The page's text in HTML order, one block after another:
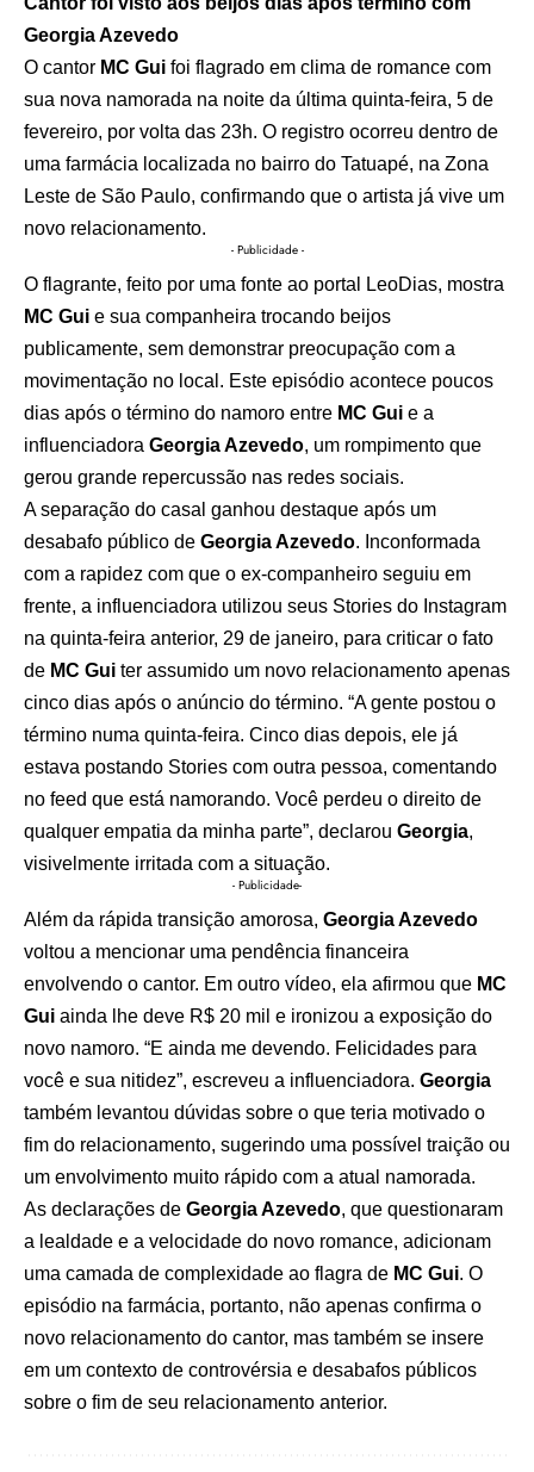
Georgia Azevedo
O cantor MC Gui foi flagrado em clima de romance com
sua nova namorada na noite da última quinta-feira, 5 de
fevereiro, por volta das 23h. O registro ocorreu dentro de
uma farmácia localizada no bairro do Tatuapé, na Zona
Leste de São Paulo, confirmando que o artista já vive um
novo relacionamento.
- Publicidade -
O flagrante, feito por uma fonte ao portal LeoDias, mostra
MC Gui e sua companheira trocando beijos
publicamente, sem demonstrar preocupação com a
movimentação no local. Este episódio acontece poucos
dias após o término do namoro entre MC Gui e a
influenciadora Georgia Azevedo, um rompimento que
gerou grande repercussão nas redes sociais.
A separação do casal ganhou destaque após um
desabafo público de Georgia Azevedo. Inconformada
com a rapidez com que o ex-companheiro seguiu em
frente, a influenciadora utilizou seus Stories do Instagram
na quinta-feira anterior, 29 de janeiro, para criticar o fato
de MC Gui ter assumido um novo relacionamento apenas
cinco dias após o anúncio do término. “A gente postou o
término numa quinta-feira. Cinco dias depois, ele já
estava postando Stories com outra pessoa, comentando
no feed que está namorando. Você perdeu o direito de
qualquer empatia da minha parte”, declarou Georgia,
visivelmente irritada com a situação.
- Publicidade-
Além da rápida transição amorosa, Georgia Azevedo
voltou a mencionar uma pendência financeira
envolvendo o cantor. Em outro vídeo, ela afirmou que MC
Gui ainda lhe deve R$ 20 mil e ironizou a exposição do
novo namoro. “E ainda me devendo. Felicidades para
você e sua nitidez”, escreveu a influenciadora. Georgia
também levantou dúvidas sobre o que teria motivado o
fim do relacionamento, sugerindo uma possível traição ou
um envolvimento muito rápido com a atual namorada.
As declarações de Georgia Azevedo, que questionaram
a lealdade e a velocidade do novo romance, adicionam
uma camada de complexidade ao flagra de MC Gui. O
episódio na farmácia, portanto, não apenas confirma o
novo relacionamento do cantor, mas também se insere
em um contexto de controvérsia e desabafos públicos
sobre o fim de seu relacionamento anterior.